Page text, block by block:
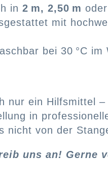
in 2 m, 2,50 m oder
mit
bei 30 °C
nur ein Hilfsmittel
in
nicht von der
uns an! Gerne